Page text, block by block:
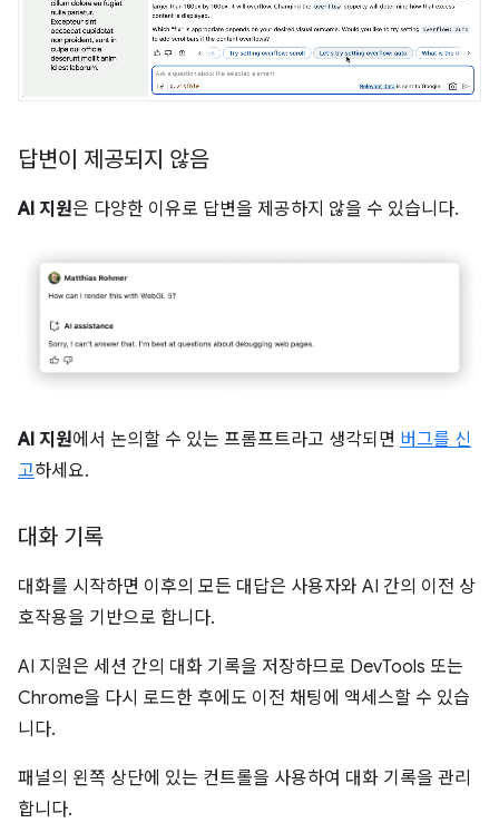
답변이 제공되지 않음
AI 지원은 다양한 이유로 답변을 제공하지 않을 수 있습니다.
AI 지원에서 논의할 수 있는 프롬프트라고 생각되면 버그를 신
고하세요.
대화 기록
대화를 시작하면 이후의 모든 대답은 사용자와 AI 간의 이전 상
호작용을 기반으로 합니다.
AI 지원은 세션 간의 대화 기록을 저장하므로 DevTools 또는
Chrome을 다시 로드한 후에도 이전 채팅에 액세스할 수 있습
니다.
패널의 왼쪽 상단에 있는 컨트롤을 사용하여 대화 기록을 관리
합니다.